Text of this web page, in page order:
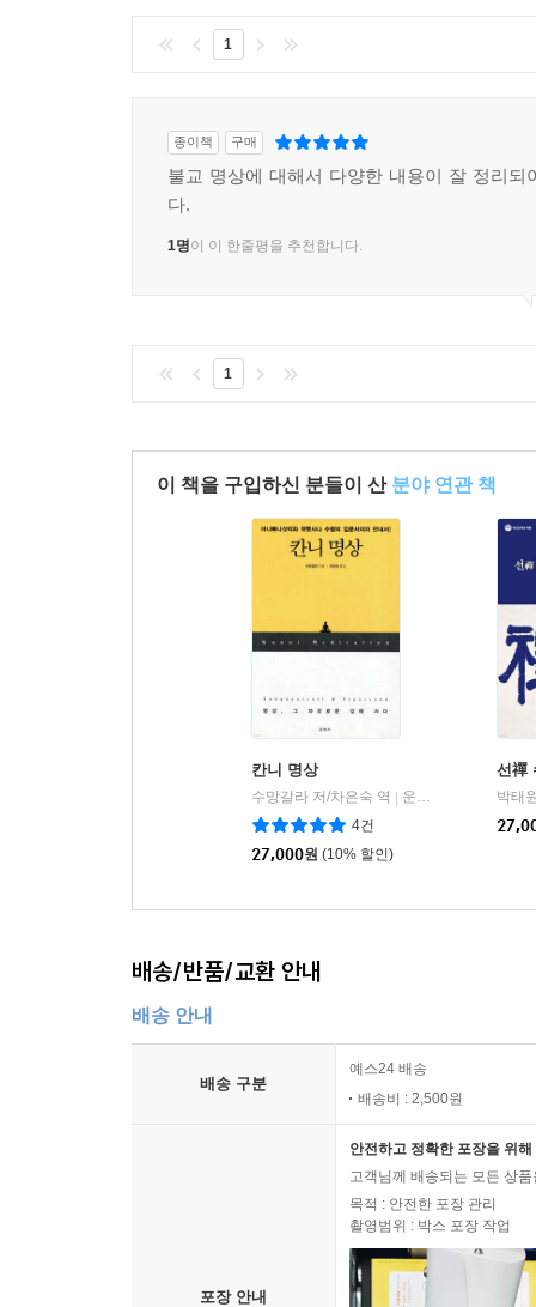
1
종이책 구매
불교 명상에 대해서 다양한 내용이 잘 정리되
다.
1명이 이 한줄평을 추천합니다.
1
이 책을 구입하신 분들이 산 분야 연관 책
칸니 명상
수망갈라 저/차은숙 역
운주사
4건
27,000원 (10% 할인)
선禪
박태
배송/반품/교환 안내
배송 안내
배송 구분
예스24 배송
배송비 : 2,500원
포장 안내
안전하고 정확한 포장을 위
고객님께 배송되는 모든 상
목적 : 안전한 포장 관리
촬영범위 : 박스 포장 작업